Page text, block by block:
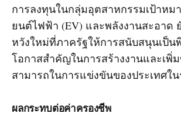
การลงทุนในกลุ่มอุตสาหกรรมเป้าหม
ยนต์ไฟฟ้า (EV) และพลังงานสะอาด
หวังใหม่ที่ภาครัฐให้การสนับสนุนเป็น
โอกาสสำคัญในการสร้างงานและเพิ่
สามารถในการแข่งขันของประเทศใ
ผลกระทบต่อค่าครองชีพ